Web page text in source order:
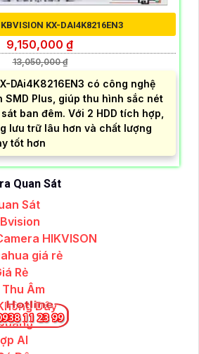
KX-DAI4K8216EN3
9,150,000 ₫
13,050,000 ₫
DAi4K8216EN3 có công nghệ
SMD Plus, giúp thu hình sắc nét
ban đêm. Với 2 HDD tích hợp,
lưu trữ lâu hơn và chất lượng
tốt hơn
Quan Sát
Sát
HIKVISON
giá rẻ
Rẻ
Âm
Dây
AI